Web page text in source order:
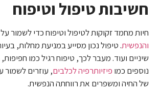
חשיבות טיפול וטיפוח
חיות מחמד זקוקות לטיפול וטיפוח כדי לשמור
והנפשית. טיפול נכון מסייע במניעת מחלות,
שיניים ועוד. מעבר לכך, טיפוח רגיל כמו
נוספים כמו פיזיותרפיה לכלבים, עוזרים לשמור
של החיה ומשפרים את רווחתה הנפשית.